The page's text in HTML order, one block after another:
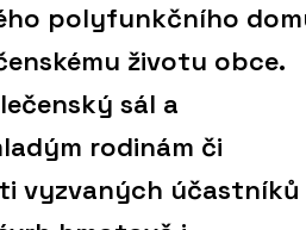
polyfunkčního
životu obce.
sál a
rodinám či
vyzvaných účastníků